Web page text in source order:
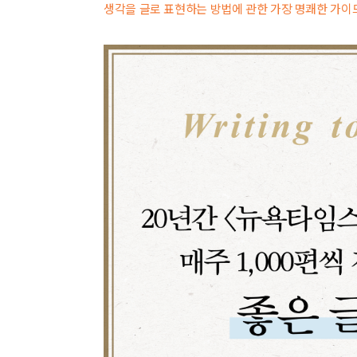
생각을 글로 표현하는 방법에 관한 가장 명쾌한 가이